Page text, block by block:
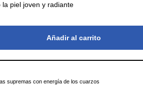
la piel joven y radiante
Añadir al carrito
supremas con energía de los cuarzos